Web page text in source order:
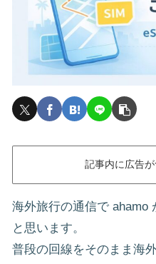
記事内に広告が
海外旅行の通信で ahamo
と思います。
普段の回線をそのまま海